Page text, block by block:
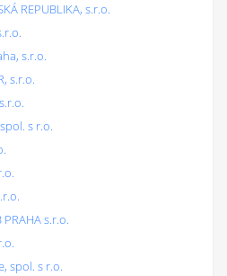
REPUBLIKA, s.r.o.
s.r.o.
s.r.o.
s r.o.
PRAHA s.r.o.
spol. s r.o.